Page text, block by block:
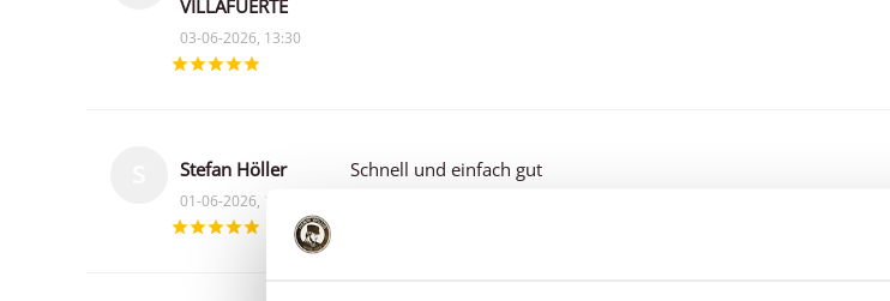
VILLAFUERTE
03-06-2026, 13:30
Stefan Höller
01-06-2026, 17:17
Schnell und einfach gut